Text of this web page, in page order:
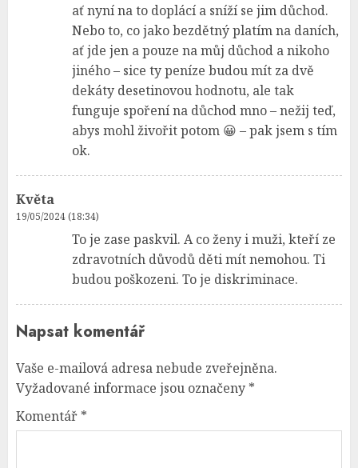
ať nyní na to doplácí a sníží se jim důchod.
Nebo to, co jako bezdětný platím na daních,
ať jde jen a pouze na můj důchod a nikoho
jiného – sice ty peníze budou mít za dvě
dekáty desetinovou hodnotu, ale tak
funguje spoření na důchod mno – nežij teď,
abys mohl živořit potom 😀 – pak jsem s tím
ok.
Květa
19/05/2024 (18:34)
To je zase paskvil. A co ženy i muži, kteří ze
zdravotních důvodů děti mít nemohou. Ti
budou poškozeni. To je diskriminace.
Napsat komentář
Vaše e-mailová adresa nebude zveřejněna.
Vyžadované informace jsou označeny *
Komentář *